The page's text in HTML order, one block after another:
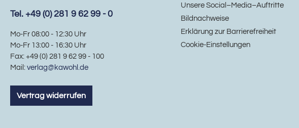
Tel. +49 (0) 281 9 62 99 - 0
Mo-Fr 08:00 - 12:30 Uhr
Mo-Fr 13:00 - 16:30 Uhr
Fax: +49 (0) 281 9 62 99 - 100
Mail: verlag@kawohl.de
Vertrag widerrufen
Unsere Social–Media–Auftritte
Bildnachweise
Erklärung zur Barrierefreiheit
Cookie-Einstellungen